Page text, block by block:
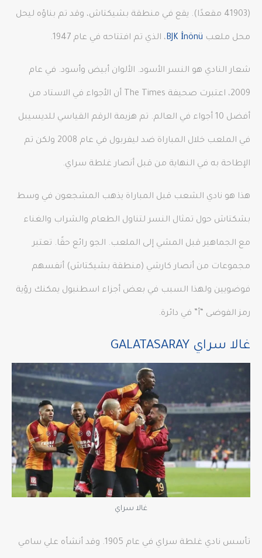
(41903 مقعدًا). يقع في منطقة بشيكتاش، وقد تم بناؤه ليحل
محل ملعب BJK İnönü، الذي تم افتتاحه في عام 1947.
شعار النادي هو النسر الأسود. الألوان أبيض وأسود. في عام
2009، اعتبرت صحيفة The Times أن الأجواء في الاستاد من
أفضل 10 أجواء في العالم. تم هزيمة الرقم القياسي للديسيبل
في الملعب خلال المباراة ضد ليفربول في عام 2008 ولكن تم
الإطاحة به في النهاية من قبل أنصار غلطة سراي.
هذا هو نادي الشعب قبل المباراة يذهب المشجعون في وسط
بشكتاش حول تمثال النسر لتناول الطعام والشراب والغناء
مع الجماهير قبل المشي إلى الملعب. الجو رائع حقًا. تعتبر
مجموعات من أنصار كارشي (منطقة بشيكتاش) أنفسهم
فوضويين ولهذا السبب في بعض أجزاء اسطنبول يمكنك رؤية
رمز الفوضى “أ” في دائرة.
غالا سراي GALATASARAY
غالا سراي
تأسس نادي غلطة سراي في عام 1905. وقد أنشأه علي سامي